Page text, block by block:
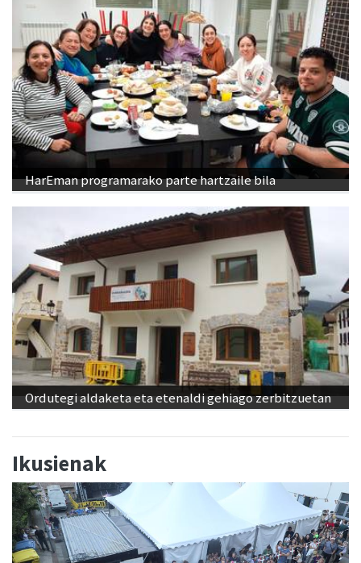
HarEman programarako parte hartzaile bila
Ordutegi aldaketa eta etenaldi gehiago zerbitzuetan
Ikusienak